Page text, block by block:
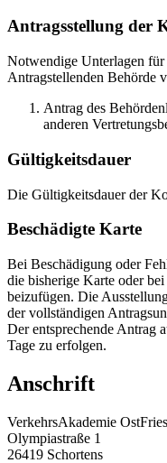
Antragsstellung der
Notwendige Unterlagen
Antragstellenden Behörde
Antrag des
anderen
Gültigkeitsdauer
Die Gültigkeitsdauer der
Beschädigte Karte
Bei Beschädigung oder
die bisherige Karte oder
beizufügen. Die
der vollständigen
Der entsprechende Antrag
Tage zu erfolgen.
Anschrift
VerkehrsAkademie
Olympiastraße 1
26419 Schortens